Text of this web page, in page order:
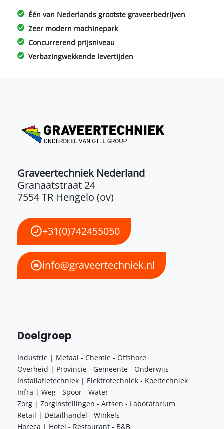
Één van Nederlands grootste graveerbedrijven
Zeer modern machinepark
Concurrerend prijsniveau
Verbazingwekkende levertijden
Graveertechniek Nederland
Granaatstraat 24
7554 TR Hengelo (ov)
+31(0)742455050
info@graveertechniek.nl
Doelgroep
Industrie | Metaal - Chemie - Offshore
Overheid | Provincie - Gemeente - Onderwijs
Installatietechniek | Elektrotechniek - Koeltechniek
Infra | Weg - Spoor - Water
Zorg | Zorginstellingen - Artsen - Laboratorium
Retail | Detailhandel - Winkels
Horeca | Hotel - Restaurant - B&B